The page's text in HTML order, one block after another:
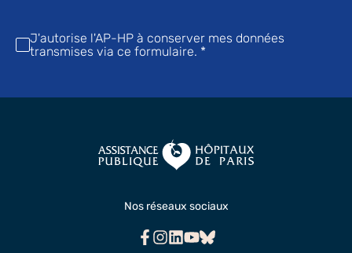
J'autorise l'AP-HP à conserver mes données
transmises via ce formulaire. *
Nos réseaux sociaux
Facebook
Instagram
Linkedin
Youtube
Bluesky